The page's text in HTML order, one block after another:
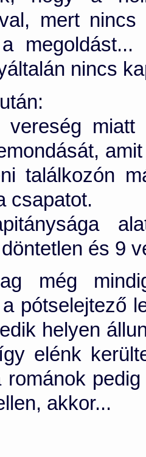
mert
a
nincs
vereség
találkozón
csapatot.
és 9
még
pótselejtező
helyen
elénk
akkor...